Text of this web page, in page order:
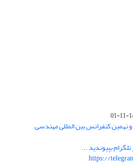
کنفرانس بین المللی مهندسی
بپیوندید ...
https://